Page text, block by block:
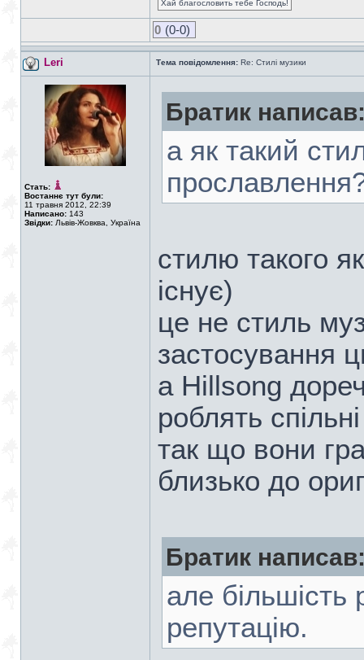
Хай благословить тебе Господь!
0 (0-0)
Leri Тема повідомлення: Re: Стилі музики
Стать:
Востаннє тут були:
11 травня 2012, 22:39
Написано: 143
Звідки: Львів-Жовква, Україна
Братик
а як такий
стилю такого
існує)
це не стиль
застосування
а Hillsong
роблять
так що вони
близько до
Братик
але більшість
репутацію.